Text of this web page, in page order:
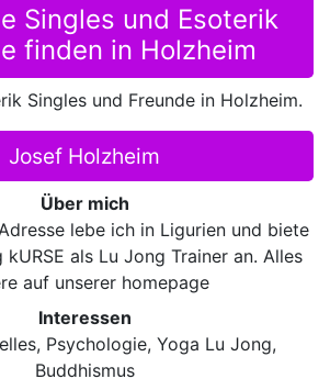
Singles und Esoterik
finden in Holzheim
Singles und Freunde in Holzheim.
Josef Holzheim
Über mich
lebe ich in Ligurien und biete
kURSE als Lu Jong Trainer an. Alles
auf unserer homepage
Interessen
Psychologie, Yoga Lu Jong,
Buddhismus